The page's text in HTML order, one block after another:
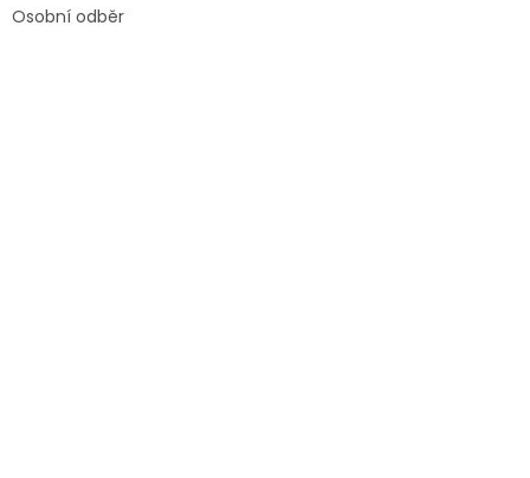
Osobní odběr